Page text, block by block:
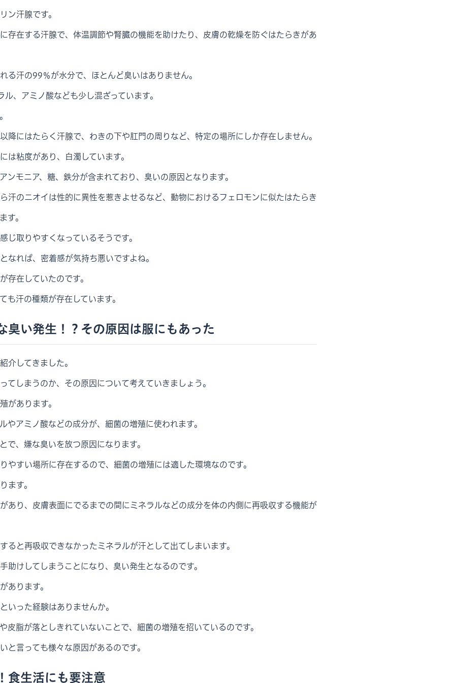
ン汗腺です。
存在する汗腺で、体温調節や腎臓の機能を助けたり、皮膚の乾燥を防ぐはたらきがあ
る汗の99％が水分で、ほとんど臭いはありません。
、アミノ酸なども少し混ざっています。
降にはたらく汗腺で、わきの下や肛門の周りなど、特定の場所にしか存在しません。
は粘度があり、白濁しています。
ンモニア、糖、鉄分が含まれており、臭いの原因となります。
汗のニオイは性的に異性を惹きよせるなど、動物におけるフェロモンに似たはたらき
す。
じ取りやすくなっているそうです。
なれば、密着感が気持ち悪いですよね。
存在していたのです。
も汗の種類が存在しています。
臭い発生！？その原因は服にもあった
介してきました。
てしまうのか、その原因について考えていきましょう。
があります。
やアミノ酸などの成分が、細菌の増殖に使われます。
で、嫌な臭いを放つ原因になります。
やすい場所に存在するので、細菌の増殖には適した環境なのです。
ます。
あり、皮膚表面にでるまでの間にミネラルなどの成分を体の内側に再吸収する機能が
ると再吸収できなかったミネラルが汗として出てしまいます。
助けしてしまうことになり、臭い発生となるのです。
あります。
いった経験はありませんか。
皮脂が落としきれていないことで、細菌の増殖を招いているのです。
と言っても様々な原因があるのです。
食生活にも要注意